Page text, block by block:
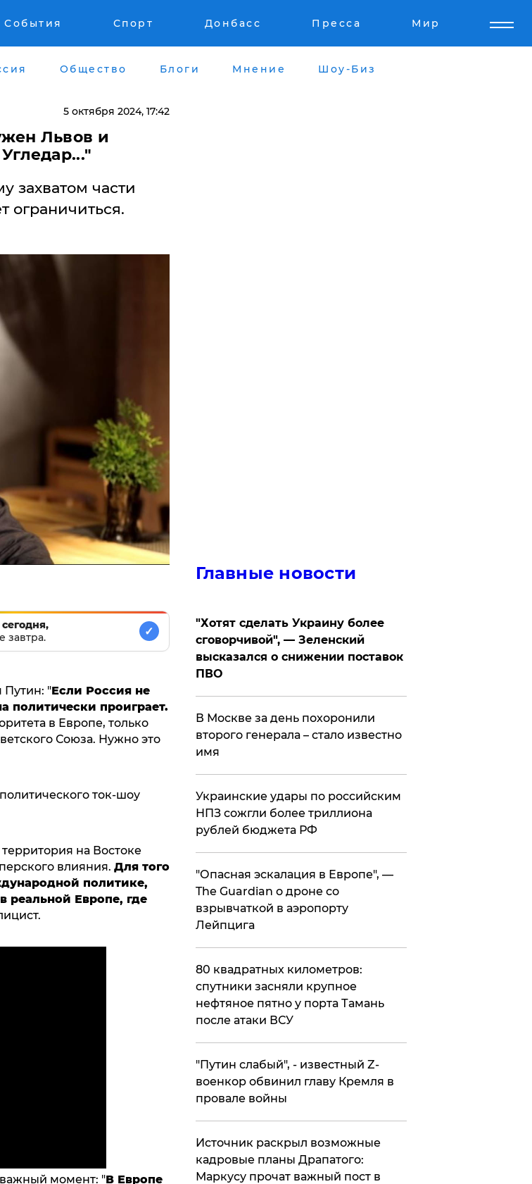
События Спорт Донбасс Пресса Мир
Общество Блоги Мнение Шоу-Биз
5 октября 2024, 17:42
Львов и
захватом части
ограничиться.
завтра.
✓
Путин: "Если Россия не
политически проиграет.
в Европе, только
Союза. Нужно это
ток-шоу
на Востоке
влияния. Для того
политике,
реальной Европе, где
момент: "В Европе
Главные новости
​"Хотят сделать Украину более
сговорчивой", — Зеленский
высказался о снижении поставок
ПВО
В Москве за день похоронили
второго генерала – стало известно
имя
Украинские удары по российским
НПЗ сожгли более триллиона
рублей бюджета РФ
"Опасная эскалация в Европе", —
The Guardian о дроне со
взрывчаткой в аэропорту
Лейпцига
80 квадратных километров:
спутники засняли крупное
нефтяное пятно у порта Тамань
после атаки ВСУ
​"Путин слабый", - известный Z-
военкор обвинил главу Кремля в
провале войны
​Источник раскрыл возможные
кадровые планы Драпатого:
Маркусу прочат важный пост в